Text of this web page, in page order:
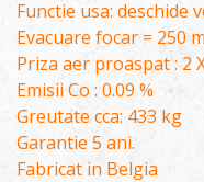
Functie usa: deschide
Evacuare focar = 250
Priza aer proaspat : 2
Emisii Co : 0.09 %
Greutate cca: 433 kg
Garantie 5 ani.
Fabricat in Belgia